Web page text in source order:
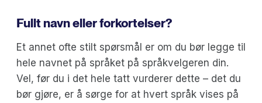
Fullt navn eller forkortelser?
Et annet ofte stilt spørsmål er om du bør legge til
hele navnet på språket på språkvelgeren din.
Vel, før du i det hele tatt vurderer dette – det du
bør gjøre, er å sørge for at hvert språk vises på